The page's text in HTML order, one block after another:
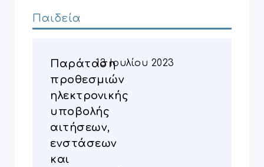
Παιδεία
Παράταση
προθεσμιών
ηλεκτρονικής
υποβολής
αιτήσεων,
ενστάσεων
και
13 Ιουλίου 2023